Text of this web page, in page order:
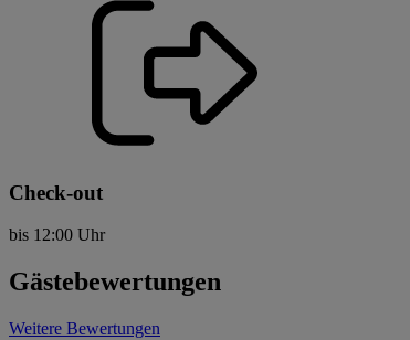
Check-out
bis 12:00 Uhr
Gästebewertungen
Weitere Bewertungen